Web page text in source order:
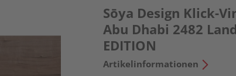
Sōya Design Klick-
Abu Dhabi 2482
EDITION
Artikelinformationen